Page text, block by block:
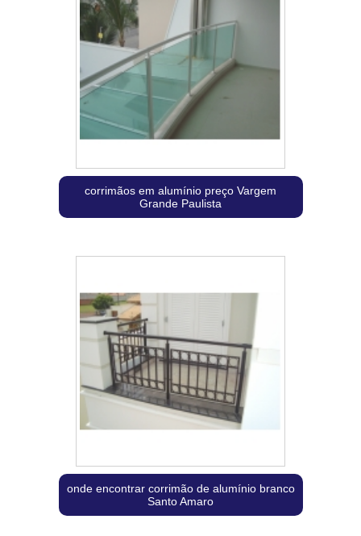
corrimãos em alumínio preço Vargem
Grande Paulista
onde encontrar corrimão de alumínio branco
Santo Amaro